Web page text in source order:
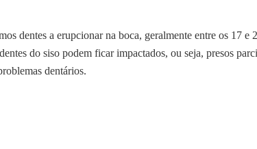
dentes a erupcionar na boca, geralmente entre os 17 e
do siso podem ficar impactados, ou seja, presos
dentários.